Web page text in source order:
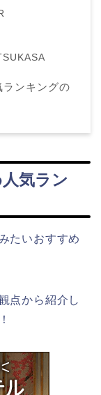
ンキングの
気ラン
たいおすすめ
点から紹介し